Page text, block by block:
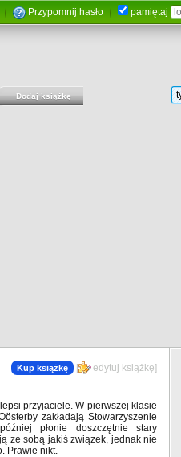
Przypomnij hasło pamiętaj
Dodaj książkę
Kup książkę [ edytuj książkę]
przyjaciele. W pierwszej klasie
zakładają Stowarzyszenie
płonie doszczętnie stary
ze sobą jakiś związek, jednak nie
Prawie nikt.